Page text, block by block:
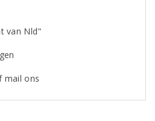
van Nld"
mail ons